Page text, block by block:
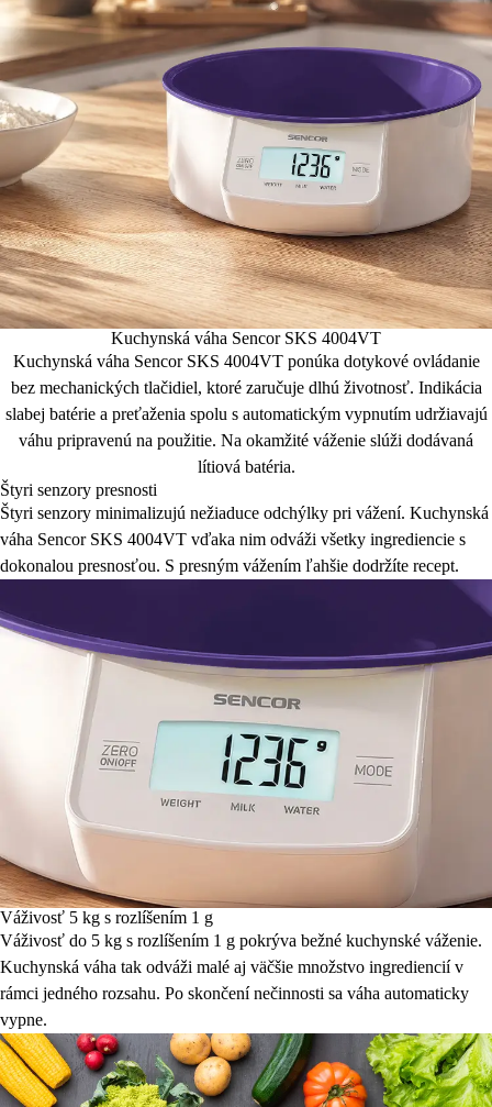
Kuchynská váha Sencor SKS 4004VT
Kuchynská váha Sencor SKS 4004VT ponúka dotykové ovládanie
bez mechanických tlačidiel, ktoré zaručuje dlhú životnosť. Indikácia
slabej batérie a preťaženia spolu s automatickým vypnutím udržiavajú
váhu pripravenú na použitie. Na okamžité váženie slúži dodávaná
lítiová batéria.
Štyri senzory presnosti
Štyri senzory minimalizujú nežiaduce odchýlky pri vážení. Kuchynská
váha Sencor SKS 4004VT vďaka nim odváži všetky ingrediencie s
dokonalou presnosťou. S presným vážením ľahšie dodržíte recept.
Váživosť 5 kg s rozlíšením 1 g
Váživosť do 5 kg s rozlíšením 1 g pokrýva bežné kuchynské váženie.
Kuchynská váha tak odváži malé aj väčšie množstvo ingrediencií v
rámci jedného rozsahu. Po skončení nečinnosti sa váha automaticky
vypne.